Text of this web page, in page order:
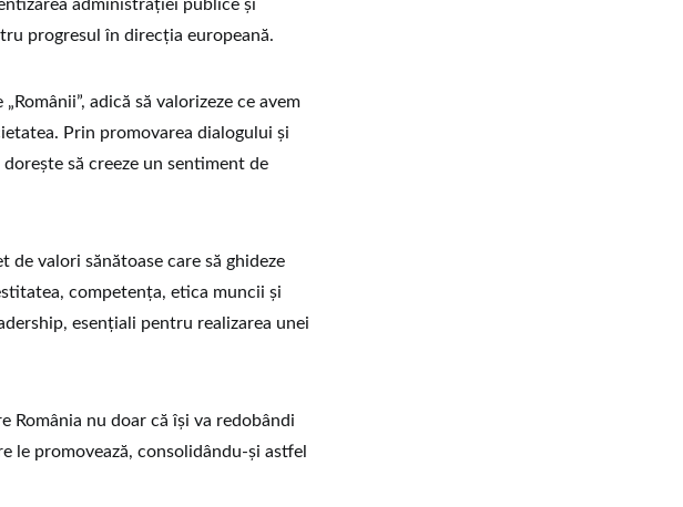
administraţiei publice şi
progresul în direcţia europeană.
adică să valorizeze ce avem
Prin promovarea dialogului şi
să creeze un sentiment de
de valori sănătoase care să ghideze
competenţa, etica muncii şi
esenţiali pentru realizarea unei
România nu doar că îşi va redobândi
le promovează, consolidându-şi astfel